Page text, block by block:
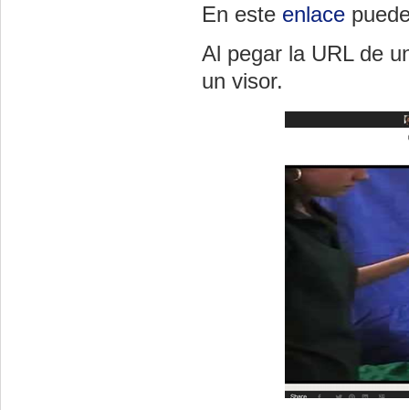
En este enlace
Al pegar la URL de
un visor.